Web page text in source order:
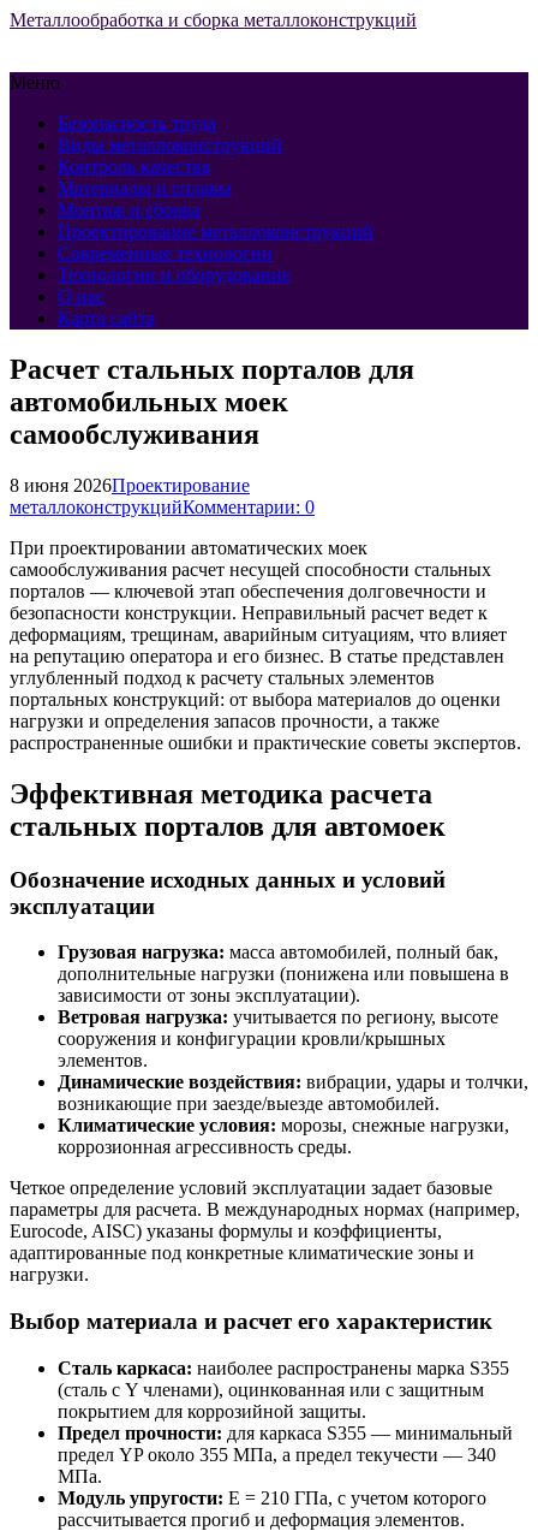
Металлообработка и сборка металлоконструкций
Меню
Безопасность труда
Виды металлоконструкций
Контроль качества
Материалы и сплавы
Монтаж и сборка
Проектирование металлоконструкций
Современные технологии
Технологии и оборудование
О нас
Карта сайта
Расчет стальных порталов для
автомобильных моек
самообслуживания
8 июня 2026Проектирование
металлоконструкцийКомментарии: 0
При проектировании автоматических моек
самообслуживания расчет несущей способности стальных
порталов — ключевой этап обеспечения долговечности и
безопасности конструкции. Неправильный расчет ведет к
деформациям, трещинам, аварийным ситуациям, что влияет
на репутацию оператора и его бизнес. В статье представлен
углубленный подход к расчету стальных элементов
портальных конструкций: от выбора материалов до оценки
нагрузки и определения запасов прочности, а также
распространенные ошибки и практические советы экспертов.
Эффективная методика расчета
стальных порталов для автомоек
Обозначение исходных данных и условий
эксплуатации
Грузовая нагрузка: масса автомобилей, полный бак,
дополнительные нагрузки (понижена или повышена в
зависимости от зоны эксплуатации).
Ветровая нагрузка: учитывается по региону, высоте
сооружения и конфигурации кровли/крышных
элементов.
Динамические воздействия: вибрации, удары и толчки,
возникающие при заезде/выезде автомобилей.
Климатические условия: морозы, снежные нагрузки,
коррозионная агрессивность среды.
Четкое определение условий эксплуатации задает базовые
параметры для расчета. В международных нормах (например,
Eurocode, AISC) указаны формулы и коэффициенты,
адаптированные под конкретные климатические зоны и
нагрузки.
Выбор материала и расчет его характеристик
Сталь каркаса: наиболее распространены марка S355
(сталь с Y членами), оцинкованная или с защитным
покрытием для коррозийной защиты.
Предел прочности: для каркаса S355 — минимальный
предел YP около 355 МПа, а предел текучести — 340
МПа.
Модуль упругости: Е = 210 ГПа, с учетом которого
рассчитывается прогиб и деформация элементов.